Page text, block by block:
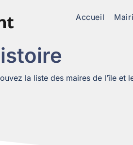
Accueil
la liste des maires de l’île et